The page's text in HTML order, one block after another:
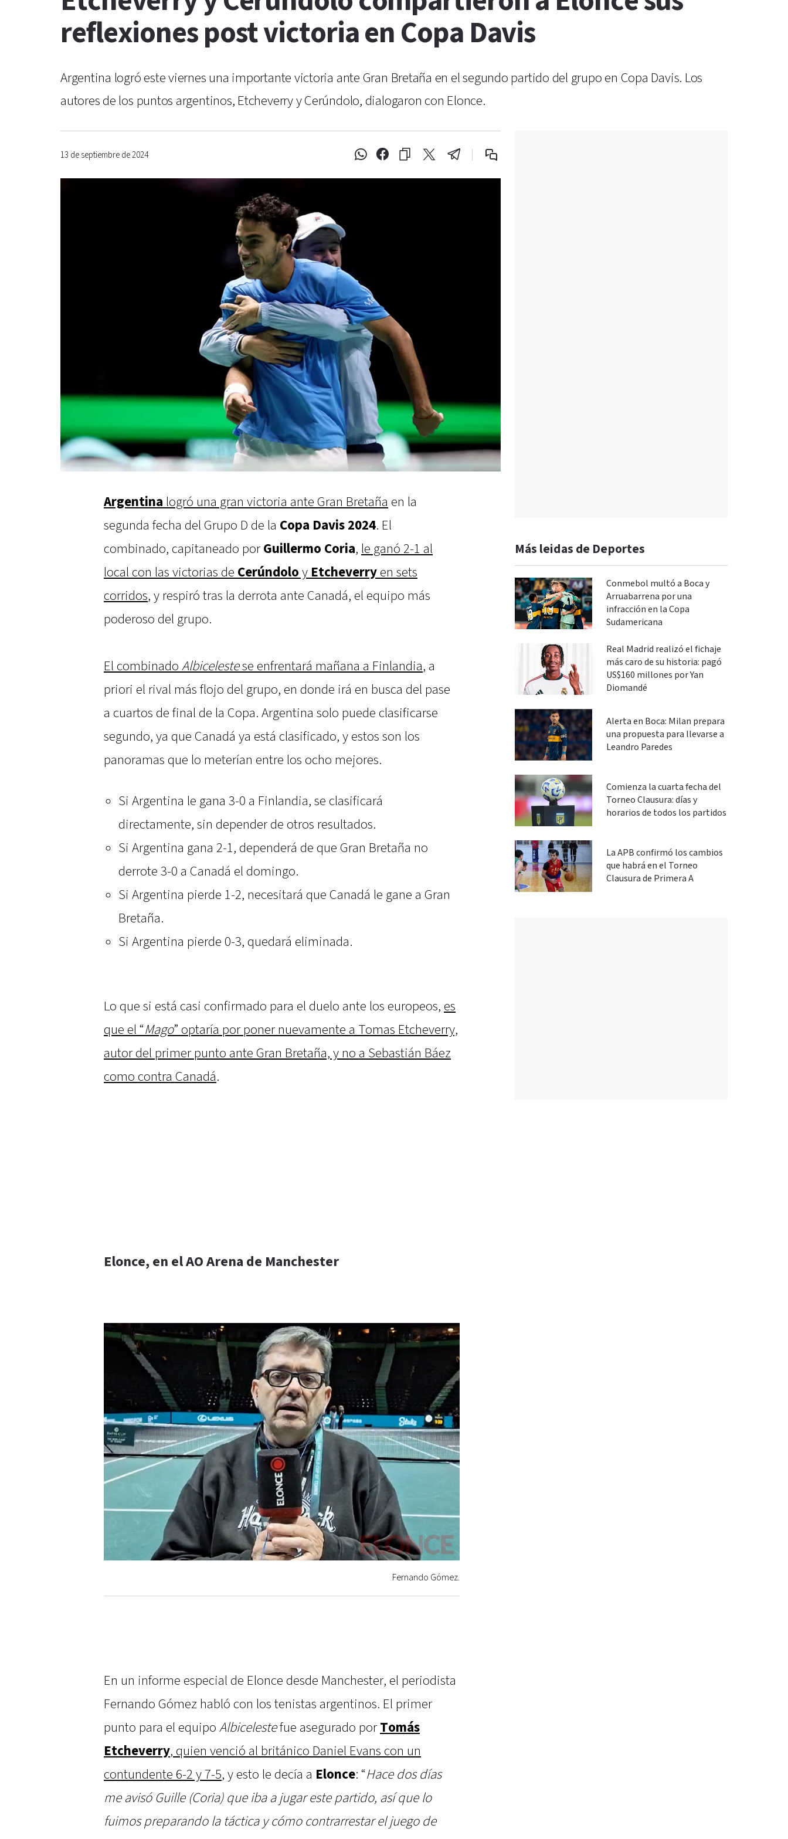
reflexiones post victoria en Copa Davis
Argentina logró este viernes una importante victoria ante Gran Bretaña en el segundo partido del grupo en Copa Davis. Los
autores de los puntos argentinos, Etcheverry y Cerúndolo, dialogaron con Elonce.
13 de septiembre de 2024
Argentina logró una gran victoria ante Gran Bretaña en la
segunda fecha del Grupo D de la Copa Davis 2024. El
combinado, capitaneado porGuillermo Coria, le ganó 2-1 al
local con las victorias de Cerúndolo y Etcheverryen sets
corridos, y respiró tras la derrota ante Canadá, el equipo más
poderoso del grupo.
El combinado Albicelestese enfrentará mañana a Finlandia, a
priori el rival más flojo del grupo, en donde irá en busca del pase
a cuartos de final de la Copa. Argentina solo puede clasificarse
segundo, ya que Canadá ya está clasificado, y estos son los
panoramas que lo meterían entre los ocho mejores.
Si Argentina le gana 3-0 a Finlandia, se clasificará
directamente, sin depender de otros resultados.
Si Argentina gana 2-1, dependerá de que Gran Bretaña no
derrote 3-0 a Canadá el domingo.
Si Argentina pierde 1-2, necesitará que Canadá le gane a Gran
Bretaña.
Si Argentina pierde 0-3, quedará eliminada.
Lo que si está casi confirmado para el duelo ante los europeos, es
que el “Mago” optaría por poner nuevamente a Tomas Etcheverry,
autor del primer punto ante Gran Bretaña, y no a Sebastián Báez
como contra Canadá.
Elonce, en el AO Arena de Manchester
Fernando Gómez.
En un informe especial de Elonce desde Manchester, el periodista
Fernando Gómez habló con los tenistas argentinos. El primer
punto para el equipo Albicelestefue asegurado porTomás
Etcheverry, quien venció al británico Daniel Evans con un
contundente 6-2 y 7-5, y esto le decía a Elonce: “Hace dos días
me avisó Guille (Coria) que iba a jugar este partido, así que lo
fuimos preparando la táctica y cómo contrarrestar el juego de
Más leidas de Deportes
Conmebol multó a Boca y
Arruabarrena por una
infracción en la Copa
Sudamericana
Real Madrid realizó el fichaje
más caro de su historia: pagó
US$160 millones por Yan
Diomandé
Alerta en Boca: Milan prepara
una propuesta para llevarse a
Leandro Paredes
Comienza la cuarta fecha del
Torneo Clausura: días y
horarios de todos los partidos
La APB confirmó los cambios
que habrá en el Torneo
Clausura de Primera A